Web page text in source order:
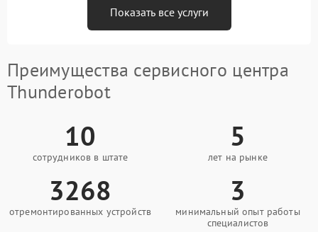
Показать все услуги
Преимущества сервисного центра
Thunderobot
10
сотрудников в штате
5
лет на рынке
3268
отремонтированных устройств
3
минимальный опыт работы
специалистов